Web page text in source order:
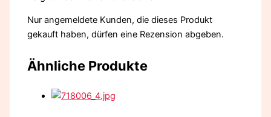
Nur angemeldete Kunden, die dieses Produkt
gekauft haben, dürfen eine Rezension abgeben.
Ähnliche Produkte